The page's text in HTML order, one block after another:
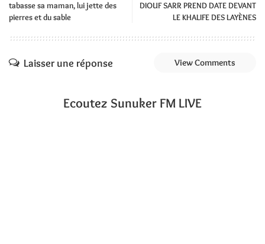
tabasse sa maman, lui jette des
pierres et du sable
DIOUF SARR PREND DATE DEVANT
LE KHALIFE DES LAYÈNES
Laisser une réponse View Comments
Ecoutez Sunuker FM LIVE